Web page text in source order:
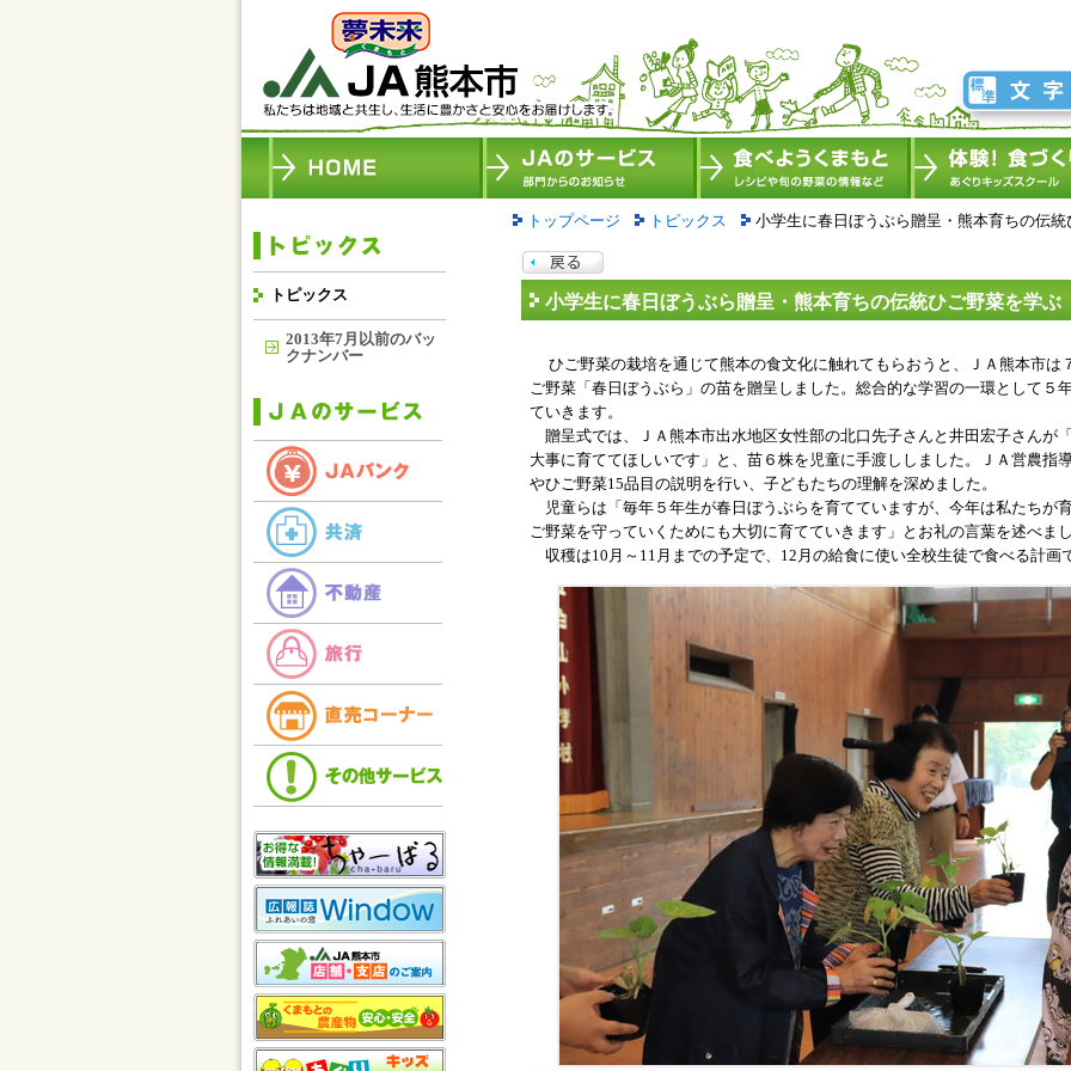
トピックス
2013年7月以前のバッ
クナンバー
トップページ トピックス 小学生に春日ぼうぶら贈呈・熊本育ちの伝
小学生に春日ぼうぶら贈呈・熊本育ちの伝統ひご野菜を学ぶ
ひご野菜の栽培を通じて熊本の食文化に触れてもらおうと、ＪＡ熊本市は
ご野菜「春日ぼうぶら」の苗を贈呈しました。総合的な学習の一環として５
ていきます。
贈呈式では、ＪＡ熊本市出水地区女性部の北口先子さんと井田宏子さんが
大事に育ててほしいです」と、苗６株を児童に手渡ししました。ＪＡ営農指
やひご野菜15品目の説明を行い、子どもたちの理解を深めました。
児童らは「毎年５年生が春日ぼうぶらを育てていますが、今年は私たちが
ご野菜を守っていくためにも大切に育てていきます」とお礼の言葉を述べま
収穫は10 月～ 11 月までの予定で、 12 月の給食に使い全校生徒で食べる計画